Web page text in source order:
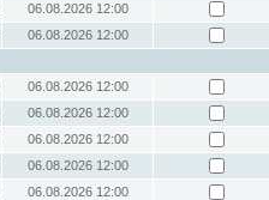
06.08.2026 12:00
06.08.2026 12:00
06.08.2026 12:00
06.08.2026 12:00
06.08.2026 12:00
06.08.2026 12:00
06.08.2026 12:00